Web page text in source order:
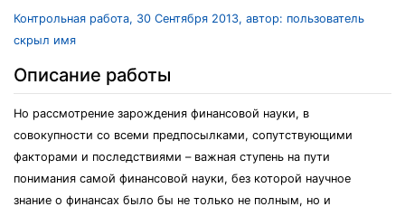
Контрольная работа, 30 Сентября 2013, автор: пользователь
скрыл имя
Описание работы
Но рассмотрение зарождения финансовой науки, в
совокупности со всеми предпосылками, сопутствующими
факторами и последствиями – важная ступень на пути
понимания самой финансовой науки, без которой научное
знание о финансах было бы не только не полным, но и